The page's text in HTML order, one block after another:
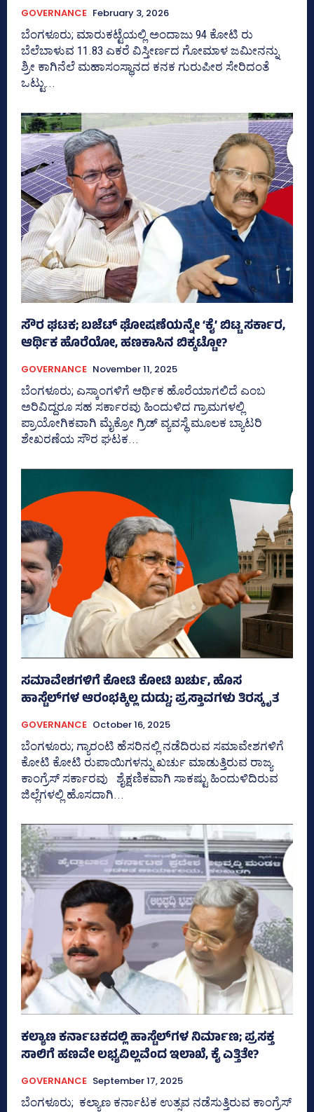
GOVERNANCE February 3, 2026
ಬೆಂಗಳೂರು; ಮಾರುಕಟ್ಟೆಯಲ್ಲಿ ಅಂದಾಜು 94 ಕೋಟಿ ರು
ಬೆಲೆಬಾಳುವ 11.83 ಎಕರೆ ವಿಸ್ತೀರ್ಣದ ಗೋಮಾಳ ಜಮೀನನ್ನು
ಶ್ರೀ ಕಾಗಿನೆಲೆ ಮಹಾಸಂಸ್ಥಾನದ ಕನಕ ಗುರುಪೀಠ ಸೇರಿದಂತೆ
ಒಟ್ಟು...
ಸೌರ ಘಟಕ; ಬಜೆಟ್‌ ಘೋಷಣೆಯನ್ನೇ ‘ಕೈ’ ಬಿಟ್ಟ ಸರ್ಕಾರ,
ಆರ್ಥಿಕ ಹೊರೆಯೋ, ಹಣಕಾಸಿನ ಬಿಕ್ಕಟ್ಟೋ?
GOVERNANCE November 11, 2025
ಬೆಂಗಳೂರು; ಎಸ್ಕಾಂಗಳಿಗೆ ಆರ್ಥಿಕ ಹೊರೆಯಾಗಲಿದೆ ಎಂಬ
ಅರಿವಿದ್ದರೂ ಸಹ ಸರ್ಕಾರವು ಹಿಂದುಳಿದ ಗ್ರಾಮಗಳಲ್ಲಿ
ಪ್ರಾಯೋಗಿಕವಾಗಿ ಮೈಕ್ರೋ ಗ್ರಿಡ್‌ ವ್ಯವಸ್ಥೆ ಮೂಲಕ ಬ್ಯಾಟರಿ
ಶೇಖರಣೆಯ ಸೌರ ಘಟಕ...
ಸಮಾವೇಶಗಳಿಗೆ ಕೋಟಿ ಕೋಟಿ ಖರ್ಚು, ಹೊಸ
ಹಾಸ್ಟೆಲ್‌ಗಳ ಆರಂಭಕ್ಕಿಲ್ಲ ದುಡ್ಡು; ಪ್ರಸ್ತಾವಗಳು ತಿರಸ್ಕೃತ
GOVERNANCE October 16, 2025
ಬೆಂಗಳೂರು; ಗ್ಯಾರಂಟಿ ಹೆಸರಿನಲ್ಲಿ ನಡೆದಿರುವ ಸಮಾವೇಶಗಳಿಗೆ
ಕೋಟಿ ಕೋಟಿ ರುಪಾಯಿಗಳನ್ನು ಖರ್ಚು ಮಾಡುತ್ತಿರುವ ರಾಜ್ಯ
ಕಾಂಗ್ರೆಸ್‌ ಸರ್ಕಾರವು ಶೈಕ್ಷಣಿಕವಾಗಿ ಸಾಕಷ್ಟು ಹಿಂದುಳಿದಿರುವ
ಜಿಲ್ಲೆಗಳಲ್ಲಿ ಹೊಸದಾಗಿ...
ಕಲ್ಯಾಣ ಕರ್ನಾಟಕದಲ್ಲಿ ಹಾಸ್ಟೆಲ್‌ಗಳ ನಿರ್ಮಾಣ; ಪ್ರಸಕ್ತ
ಸಾಲಿಗೆ ಹಣವೇ ಲಭ್ಯವಿಲ್ಲವೆಂದ ಇಲಾಖೆ, ಕೈ ಎತ್ತಿತೇ?
GOVERNANCE September 17, 2025
ಬೆಂಗಳೂರು; ಕಲ್ಯಾಣ ಕರ್ನಾಟಕ ಉತ್ಸವ ನಡೆಸುತ್ತಿರುವ ಕಾಂಗ್ರೆಸ್‌